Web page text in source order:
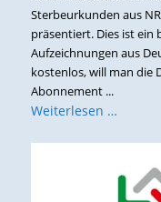
Sterbeurkunden aus
präsentiert. Dies ist ein
Aufzeichnungen aus
kostenlos, will man die
Abonnement ...
Weiterlesen …